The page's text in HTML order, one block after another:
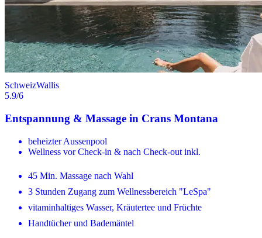
SchweizWallis
5.9/6
Entspannung & Massage in Crans Montana
beheizter Aussenpool
Wellness vor Check-in & nach Check-out inkl.
45 Min. Massage nach Wahl
3 Stunden Zugang zum Wellnessbereich "LeSpa"
vitaminhaltiges Wasser, Kräutertee und Früchte
Handtücher und Bademäntel